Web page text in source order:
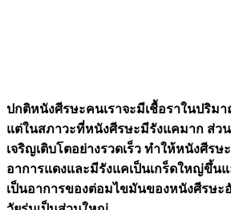
ปกติหนังศีรษะคนเราจะมีเชื้อราในปริม
แต่ในสภาวะที่หนังศีรษะมีรังแคมาก ส่ว
เจริญเติบโตอย่างรวดเร็ว ทำให้หนังศีรษ
อาการแดงและมีรังแคเป็นเกร็ดใหญ่ขึ้นแ
เป็นอาการของต่อมไขมันของหนังศีรษะ